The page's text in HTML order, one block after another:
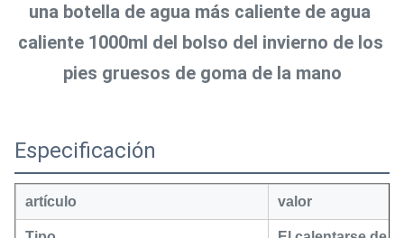
una botella de agua más caliente de agua
caliente 1000ml del bolso del invierno de los
pies gruesos de goma de la mano
Especificación
artículo valor